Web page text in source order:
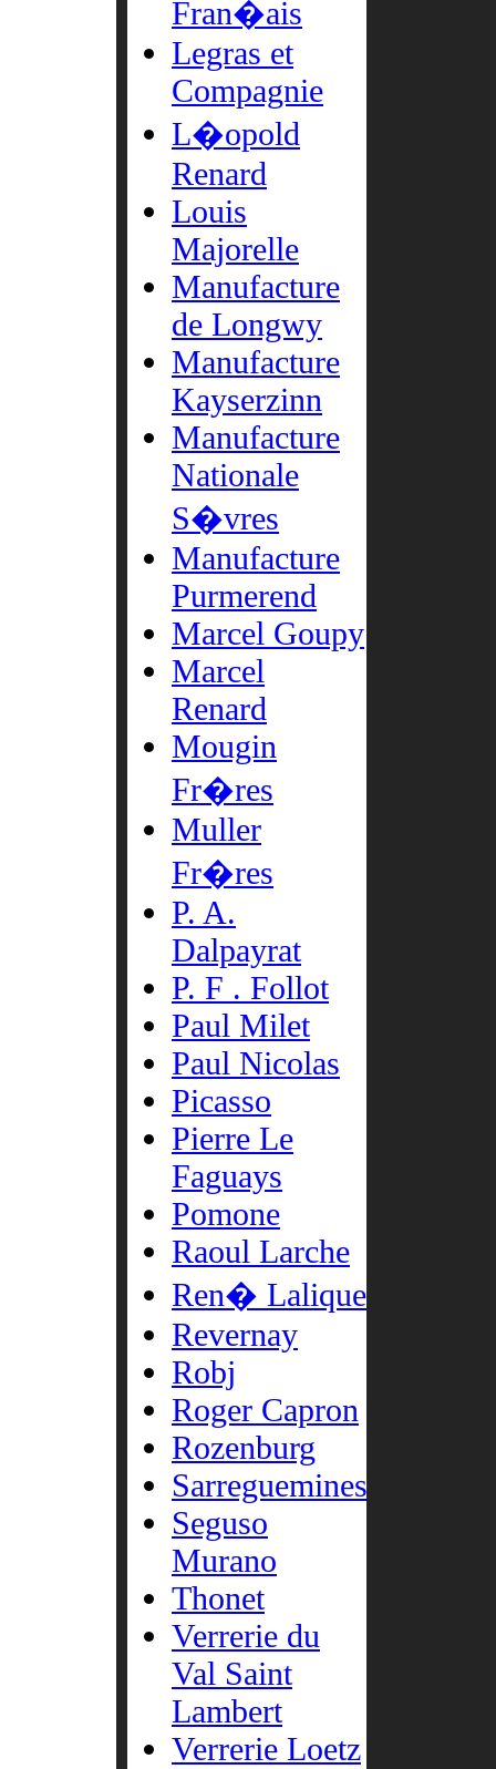
Fran�ais
Legras et
Compagnie
L�opold
Renard
Louis
Majorelle
Manufacture
de Longwy
Manufacture
Kayserzinn
Manufacture
Nationale
S�vres
Manufacture
Purmerend
Marcel Goupy
Marcel
Renard
Mougin
Fr�res
Muller
Fr�res
P. A.
Dalpayrat
P. F . Follot
Paul Milet
Paul Nicolas
Picasso
Pierre Le
Faguays
Pomone
Raoul Larche
Ren� Lalique
Revernay
Robj
Roger Capron
Rozenburg
Sarreguemines
Seguso
Murano
Thonet
Verrerie du
Val Saint
Lambert
Verrerie Loetz